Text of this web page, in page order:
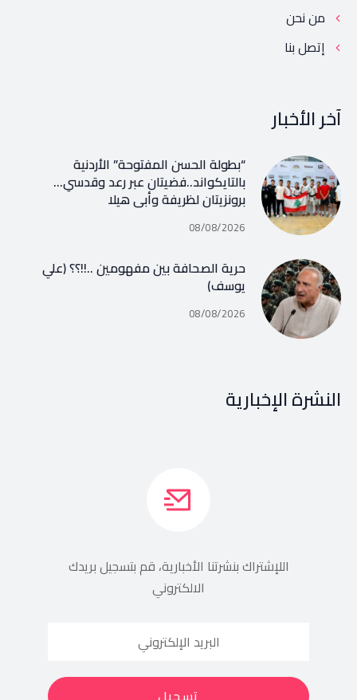
من نحن
إتصل بنا
آخر الأخبار
“بطولة الحسن المفتوحة” الأردنية
بالتايكواند..فضيتان عبر رعد وقدسي…
برونزيتان لظريفة وأبي هيلا
08/08/2026
حرية الصحافة بين مفهومين ..!!؟؟ (علي
يوسف)
08/08/2026
النشرة الإخبارية
اللإشتراك بنشرتنا الأخبارية، قم بتسجيل بريدك
الالكتروني